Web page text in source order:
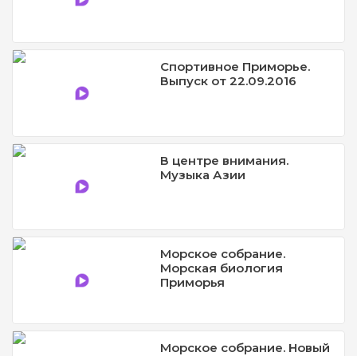
Спортивное Приморье.
Выпуск от 22.09.2016
В центре внимания.
Музыка Азии
Морское собрание.
Морская биология
Приморья
Морское собрание. Новый